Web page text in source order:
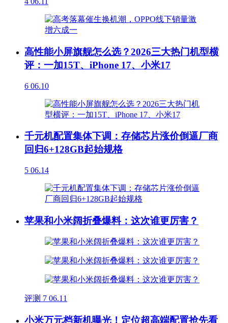
高性能小屏旗舰怎么选？2026三大热门机型横
评：一加15T、iPhone 17、小米17
6 06.10
千元机配置集体下调：存储芯片涨价倒逼厂商
回归6+128GB起始规格
5 06.14
苹果和小米阔折叠爆料：这次谁更厉害？
评测 7 06.11
小米万元档新机曝光！定位超高端配置抢先看